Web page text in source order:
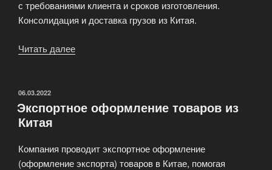
с требованиями клиента и сроков изготовления.
Консолидация и доставка грузов из Китая.
Читать далее
рынке
ОПУБЛИКОВАНО
06.03.2022
Экспортное оформление товаров из
Китая
Компания проводит экспортное оформление
(оформление экспорта) товаров в Китае, помогая